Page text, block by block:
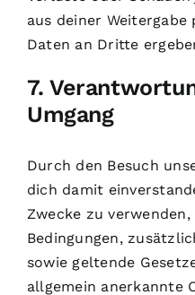
aus deiner Weitergabe
Daten an Dritte
7.
Umgang
Durch den Besuch
dich damit
Zwecke zu
Bedingungen,
sowie geltende
allgemein anerkannte